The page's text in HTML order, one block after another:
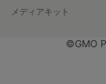
メディアキット
©GMO